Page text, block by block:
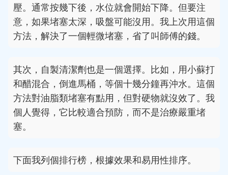
壓。通常按幾下後，水位就會開始下降。但要注
意，如果堵塞太深，吸盤可能沒用。我上次用這個
方法，解決了一個輕微堵塞，省了叫師傅的錢。
其次，自製清潔劑也是一個選擇。比如，用小蘇打
和醋混合，倒進馬桶，等個十幾分鐘再沖水。這個
方法對油脂類堵塞有點用，但對硬物就沒效了。我
個人覺得，它比較適合預防，而不是治療嚴重堵
塞。
下面我列個排行榜，根據效果和易用性排序。